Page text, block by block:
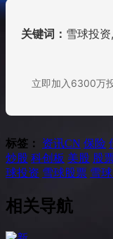
关键词： 雪球投
立即加入6300万
标签： 资讯CN 保险
炒股 科创板 美股 股
球投资 雪球股票 雪
相关导航